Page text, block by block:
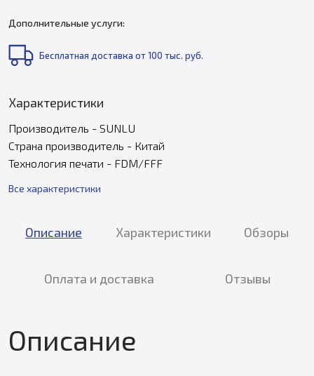
Дополнительные услуги:
Бесплатная доставка от 100 тыс. руб.
Характеристики
Производитель - SUNLU
Страна производитель - Китай
Технология печати - FDM/FFF
Все характеристики
Описание Характеристики Обзоры
Оплата и доставка Отзывы
Описание